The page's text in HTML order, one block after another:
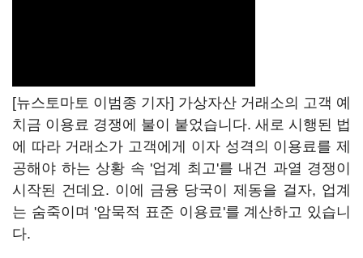
[뉴스토마토 이범종 기자] 가상자산 거래소의 고객 예
치금 이용료 경쟁에 불이 붙었습니다. 새로 시행된 법
에 따라 거래소가 고객에게 이자 성격의 이용료를 제
공해야 하는 상황 속 '업계 최고'를 내건 과열 경쟁이
시작된 건데요. 이에 금융 당국이 제동을 걸자, 업계
는 숨죽이며 '암묵적 표준 이용료'를 계산하고 있습니
다.